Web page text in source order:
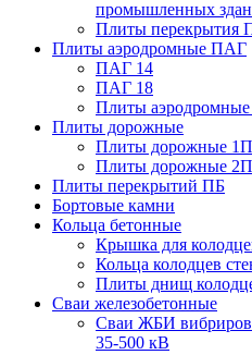
промышленных
Плиты перекрытия
Плиты аэродромные ПАГ
ПАГ 14
ПАГ 18
Плиты
Плиты дорожные
Плиты дорожные 1П
Плиты дорожные 2П
Плиты перекрытий ПБ
Бортовые камни
Кольца бетонные
Крышка для
Кольца колодцев
Плиты днищ
Сваи железобетонные
Сваи ЖБИ
35-500 кВ